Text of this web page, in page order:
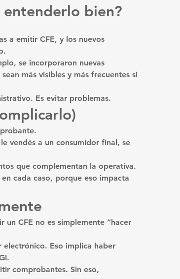
bien?
a emitir CFE, y los nuevos
se incorporaron nuevas
más visibles y más frecuentes si
Es evitar problemas.
le vendés a un consumidor final, se
que complementan la operativa.
cada caso, porque eso impacta
CFE no es simplemente “hacer
Eso implica haber
comprobantes. Sin eso,